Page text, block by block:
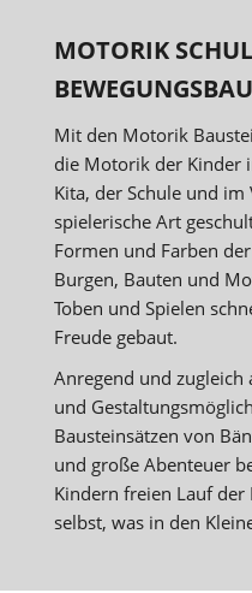
MOTORIK
Mit den Motorik
die Motorik der Kinder
Kita, der Schule und
spielerische Art
Formen und Farben
Burgen, Bauten und
Toben und Spielen
Freude gebaut.
Anregend und zugleich
und
Bausteinsätzen von
und große Abenteuer
Kindern freien Lauf der
selbst, was in den